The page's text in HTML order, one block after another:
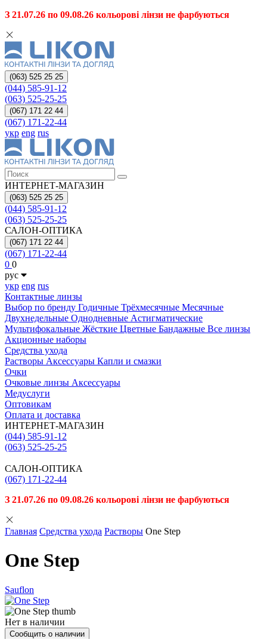
З 21.07.26 по 09.08.26 кольорові лінзи не фарбуються
(063) 525 25 25
(044) 585-91-12
(063) 525-25-25
(067) 171 22 44
(067) 171-22-44
укр eng rus
ИНТЕРНЕТ-МАГАЗИН
(063) 525 25 25
(044) 585-91-12
(063) 525-25-25
САЛОН-ОПТИКА
(067) 171 22 44
(067) 171-22-44
0 0
рус
укр eng rus
Контактные линзы
Выбор по бренду Годичные Трёхмесячные Месячные
Двухнедельные Однодневные Астигматические
Мультифокальные Жёсткие Цветные Бандажные Все линзы
Акционные наборы
Средства ухода
Растворы Аксессуары Капли и смазки
Очки
Очковые линзы Аксессуары
Медуслуги
Оптовикам
Оплата и доставка
ИНТЕРНЕТ-МАГАЗИН
(044) 585-91-12
(063) 525-25-25
САЛОН-ОПТИКА
(067) 171-22-44
З 21.07.26 по 09.08.26 кольорові лінзи не фарбуються
Главная Средства ухода Растворы One Step
One Step
Sauflon
Нет в наличии
Сообщить о наличии